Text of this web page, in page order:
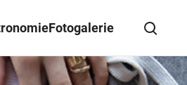
Fotogalerie